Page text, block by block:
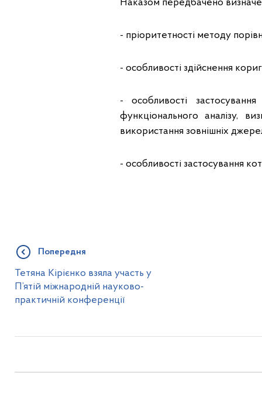
Наказом передбачено
- пріоритетності методу
- особливості здійснення
- особливості
функціонального аналізу,
використання зовнішніх
- особливості застосування
Попередня
Тетяна Кірієнко взяла участь у
П’ятій міжнародній науково-
практичній конференції